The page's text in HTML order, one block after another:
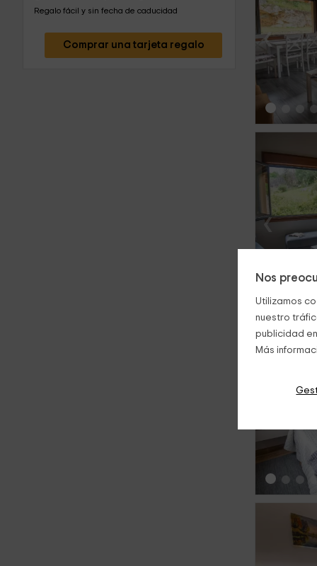
Nos
Utilizamos
nuestro
publicidad
Más
Regalo fácil y sin fecha de caducidad
Comprar una tarjeta regalo ‹
‹